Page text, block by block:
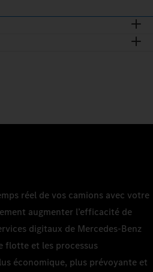
réel de vos camions avec votre
augmenter l’efficacité de
digitaux de Mercedes‑Benz
flotte et les processus
économique, plus prévoyante et